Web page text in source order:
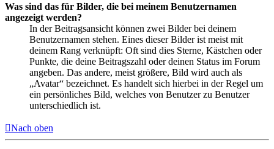
Was sind das für Bilder, die bei meinem Benutzernamen
angezeigt werden?
In der Beitragsansicht können zwei Bilder bei deinem
Benutzernamen stehen. Eines dieser Bilder ist meist mit
deinem Rang verknüpft: Oft sind dies Sterne, Kästchen oder
Punkte, die deine Beitragszahl oder deinen Status im Forum
angeben. Das andere, meist größere, Bild wird auch als
„Avatar“ bezeichnet. Es handelt sich hierbei in der Regel um
ein persönliches Bild, welches von Benutzer zu Benutzer
unterschiedlich ist.
Nach oben